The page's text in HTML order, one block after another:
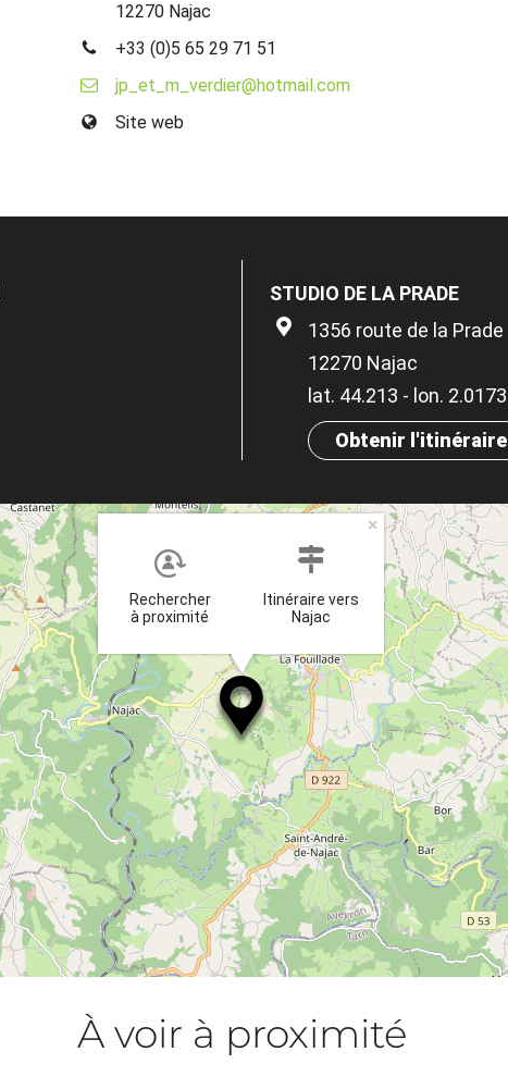
12270 Najac
+33 (0)5 65 29 71 51
jp_et_m_verdier@hotmail.com
Site web
STUDIO DE LA PRADE
1356 route de la Prade
12270 Najac
lat. 44.213 - lon. 2.0173
Obtenir l'itinéraire
Rechercher
à proximité
Itinéraire vers
Najac
×
À voir à proximité